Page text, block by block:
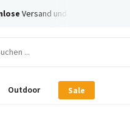
Versand und Rückversand
Outdoor Sale